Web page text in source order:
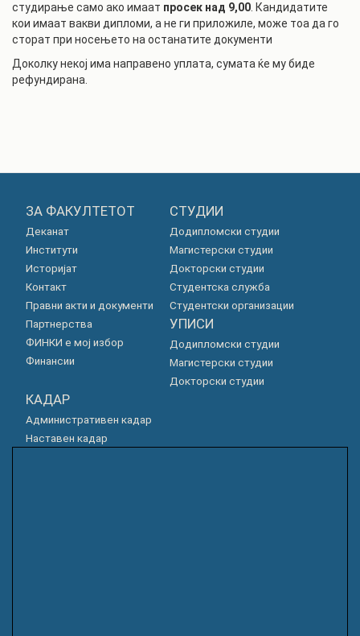
студирање само ако имаат просек над 9,00 . Кандидатите
кои имаат вакви дипломи, а не ги приложиле, може тоа да го
сторат при носењето на останатите документи
Доколку некој има направено уплата, сумата ќе му биде
рефундирана.
ЗА ФАКУЛТЕТОТ
Деканат
Институти
Историјат
Контакт
Правни акти и документи
Партнерства
ФИНКИ е мој избор
Финансии
СТУДИИ
Додипломски студии
Магистерски студии
Докторски студии
Студентска служба
Студентски организации
УПИСИ
Додипломски студии
Магистерски студии
Докторски студии
КАДАР
Административен кадар
Наставен кадар